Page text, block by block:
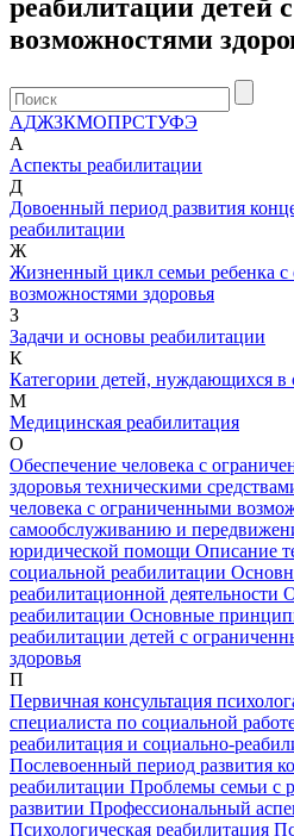
реабилитации детей
возможностями
АДЖЗКМОПРСТУФЭ
А
Аспекты реабилитации
Д
Довоенный период развития
реабилитации
Ж
Жизненный цикл семьи ребенка
возможностями здоровья
З
Задачи и основы реабилитации
К
Категории детей, нуждающихся в
М
Медицинская реабилитация
О
Обеспечение человека с
здоровья техническими
человека с ограниченными
самообслуживанию и
юридической помощи Описание
социальной реабилитации
реабилитационной деятельности
реабилитации Основные
реабилитации детей с
здоровья
П
Первичная консультация
специалиста по социальной
реабилитация и социально-
Послевоенный период развития
реабилитации Проблемы семьи с
развитии Профессиональный
Психологическая реабилитация